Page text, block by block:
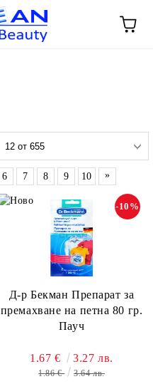
6 7 8 9 10 »
Д-р Бекман Препарат за
премахване на петна 80 гр.
Пауч
-10%
1.67 € 3.27 лв.
1.86 € 3.64 лв.